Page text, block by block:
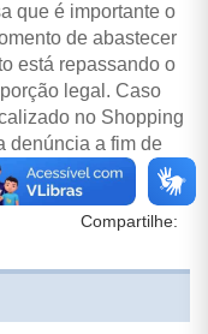
que é importante o
de abastecer
está repassando o
legal. Caso
no Shopping
denúncia a fim de
Compartilhe: